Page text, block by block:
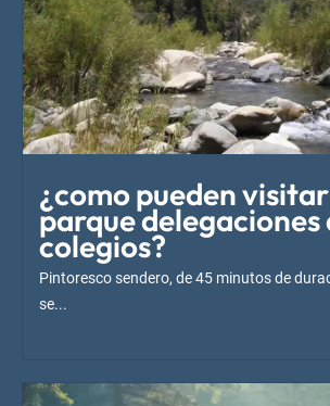
¿como pueden
parque delegaciones
colegios?
Pintoresco sendero, de 45 minutos de
se...